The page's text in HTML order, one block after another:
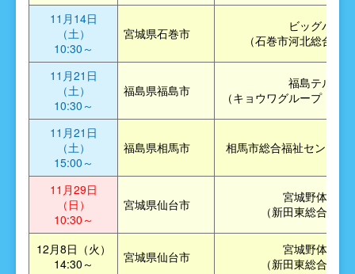
11月14日
（土）
10:30～
宮城県石巻市
ビッグバン
（石巻市河北総合セ
11月21日
（土）
10:30～
福島県福島市
福島テルサ
（キョウワグループ・テ
11月21日
（土）
15:00～
福島県相馬市 相馬市総合福祉センター
11月29日
（日）
10:30～
宮城県仙台市
宮城野体育館
（新田東総合運動
12月8日（火）
14:30～
宮城県仙台市
宮城野体育館
（新田東総合運動